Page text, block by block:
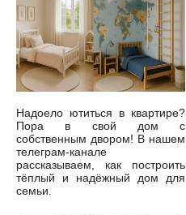
Надоело ютиться в квартире?
Пора в свой дом с
собственным двором! В нашем
телеграм-канале
рассказываем, как построить
тёплый и надёжный дом для
семьи.